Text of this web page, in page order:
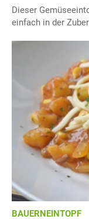
Dieser
einfach in der
BAUERNEINTOPF